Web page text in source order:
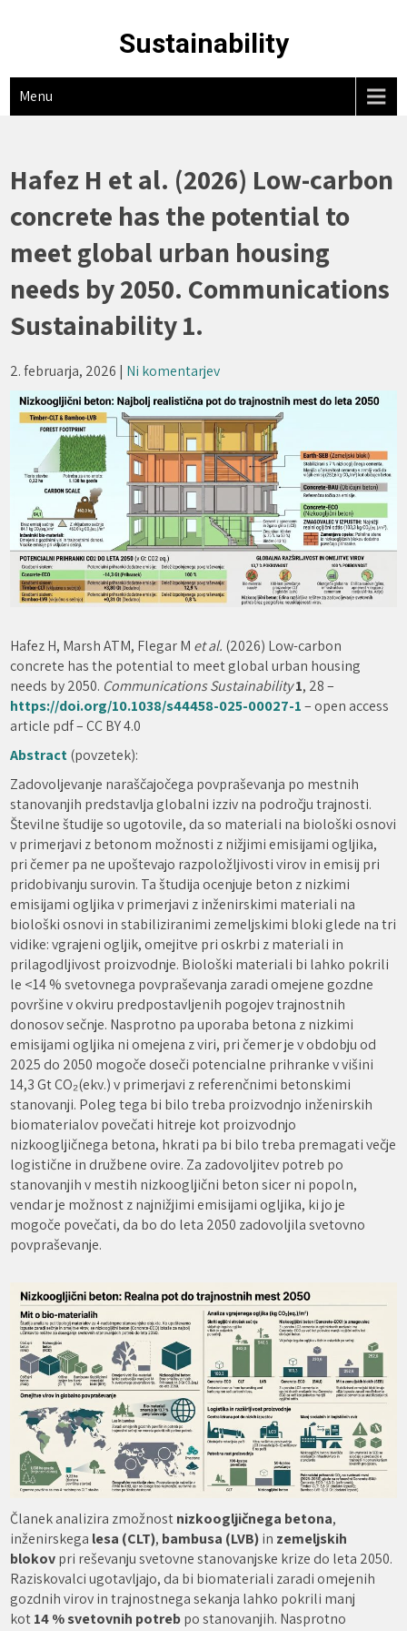
Sustainability
Menu
Hafez H et al. (2026) Low-carbon
concrete has the potential to
meet global urban housing
needs by 2050. Communications
Sustainability 1.
2. februarja, 2026 | Ni komentarjev
Hafez H, Marsh ATM, Flegar M et al. (2026) Low-carbon
concrete has the potential to meet global urban housing
needs by 2050. Communications Sustainability1, 28 –
https://doi.org/10.1038/s44458-025-00027-1– open access
article pdf – CC BY 4.0
Abstract(povzetek):
Zadovoljevanje naraščajočega povpraševanja po mestnih
stanovanjih predstavlja globalni izziv na področju trajnosti.
Številne študije so ugotovile, da so materiali na biološki osnovi
v primerjavi z betonom možnosti z nižjimi emisijami ogljika,
pri čemer pa ne upoštevajo razpoložljivosti virov in emisij pri
pridobivanju surovin. Ta študija ocenjuje beton z nizkimi
emisijami ogljika v primerjavi z inženirskimi materiali na
biološki osnovi in stabiliziranimi zemeljskimi bloki glede na tri
vidike: vgrajeni ogljik, omejitve pri oskrbi z materiali in
prilagodljivost proizvodnje. Biološki materiali bi lahko pokrili
le <14 % svetovnega povpraševanja zaradi omejene gozdne
površine v okviru predpostavljenih pogojev trajnostnih
donosov sečnje. Nasprotno pa uporaba betona z nizkimi
emisijami ogljika ni omejena z viri, pri čemer je v obdobju od
2025 do 2050 mogoče doseči potencialne prihranke v višini
14,3 Gt CO₂(ekv.) v primerjavi z referenčnimi betonskimi
stanovanji. Poleg tega bi bilo treba proizvodnjo inženirskih
biomaterialov povečati hitreje kot proizvodnjo
nizkoogljičnega betona, hkrati pa bi bilo treba premagati večje
logistične in družbene ovire. Za zadovoljitev potreb po
stanovanjih v mestih nizkoogljični beton sicer ni popoln,
vendar je možnost z najnižjimi emisijami ogljika, ki jo je
mogoče povečati, da bo do leta 2050 zadovoljila svetovno
povpraševanje.
Članek analizira zmožnostnizkoogljičnega betona,
inženirskega lesa (CLT), bambusa (LVB)in zemeljskih
blokovpri reševanju svetovne stanovanjske krize do leta 2050.
Raziskovalci ugotavljajo, da bi biomateriali zaradi omejenih
gozdnih virov in trajnostnega sekanja lahko pokrili manj
kot14 % svetovnih potrebpo stanovanjih. Nasprotno